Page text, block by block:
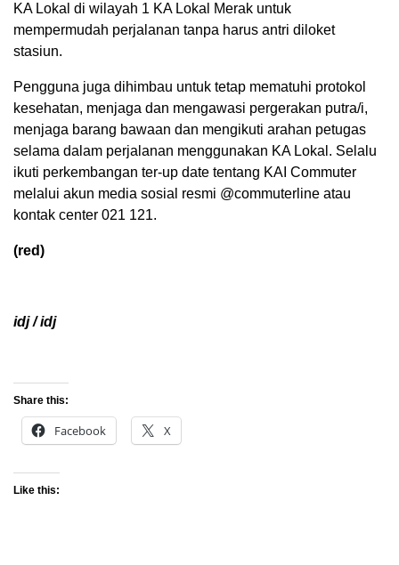
KA Lokal di wilayah 1 KA Lokal Merak untuk
mempermudah perjalanan tanpa harus antri diloket
stasiun.
Pengguna juga dihimbau untuk tetap mematuhi protokol
kesehatan, menjaga dan mengawasi pergerakan putra/i,
menjaga barang bawaan dan mengikuti arahan petugas
selama dalam perjalanan menggunakan KA Lokal. Selalu
ikuti perkembangan ter-up date tentang KAI Commuter
melalui akun media sosial resmi @commuterline atau
kontak center 021 121.
(red)
idj / idj
Share this:
Facebook X
Like this: